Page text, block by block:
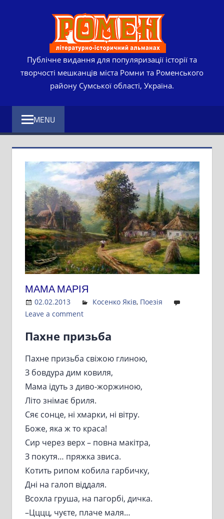
Публічне видання для популяризації історії та
творчості мешканців міста Ромни та Роменського
району Сумської області, Україна.
MENU
МАМА МАРІЯ
02.02.2013 Admin
Косенко Яків, Поезія
Leave a comment
Пахне призьба
Пахне призьба свіжою глиною,
З бовдура дим ковиля,
Мама ідуть з диво-жоржиною,
Літо знімає бриля.
Сяє сонце, ні хмарки, ні вітру.
Боже, яка ж то краса!
Сир через верх – повна макітра,
З покутя… пряжка звиса.
Котить рипом кобила гарбичку,
Дні на галоп віддаля.
Всохла груша, на пагорбі, дичка.
–Цццц, чуєте, плаче маля…